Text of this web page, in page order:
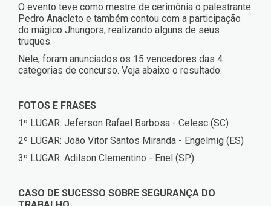
O evento teve como mestre de cerimônia o palestrante
Pedro Anacleto e também contou com a participação
do mágico Jhungors, realizando alguns de seus
truques.
Nele, foram anunciados os 15 vencedores das 4
categorias de concurso. Veja abaixo o resultado:
FOTOS E FRASES
1º LUGAR: Jeferson Rafael Barbosa - Celesc (SC)
2º LUGAR: João Vitor Santos Miranda - Engelmig (ES)
3º LUGAR: Adilson Clementino - Enel (SP)
CASO DE SUCESSO SOBRE SEGURANÇA DO